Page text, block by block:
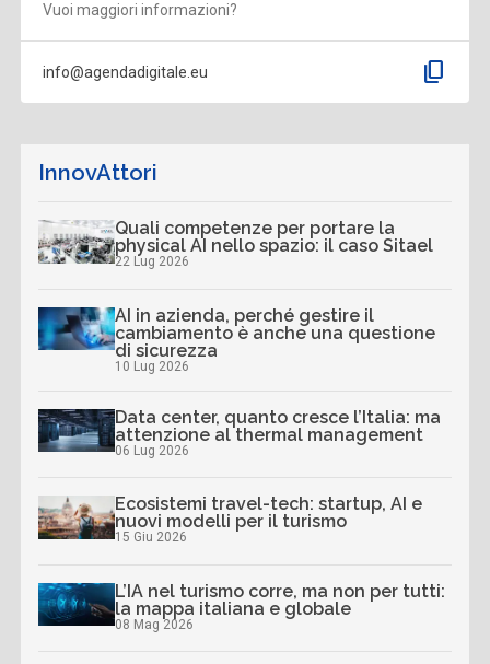
Vuoi maggiori informazioni?
info@agendadigitale.eu content_copy
InnovAttori
Quali competenze per portare la
physical AI nello spazio: il caso Sitael
22 Lug 2026
AI in azienda, perché gestire il
cambiamento è anche una questione
di sicurezza
10 Lug 2026
Data center, quanto cresce l’Italia: ma
attenzione al thermal management
06 Lug 2026
Ecosistemi travel-tech: startup, AI e
nuovi modelli per il turismo
15 Giu 2026
L’IA nel turismo corre, ma non per tutti:
la mappa italiana e globale
08 Mag 2026